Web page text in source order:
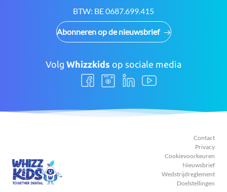
BTW: BE 0687.699.415
Abonneren op de nieuwsbrief
Volg Whizzkids op sociale media
Volg
ons
Volg
ons
Volg
ons
Volg
ons
Contact
Privacy
Cookievoorkeuren
Nieuwsbrief
Wedstrijdreglement
Doelstellingen